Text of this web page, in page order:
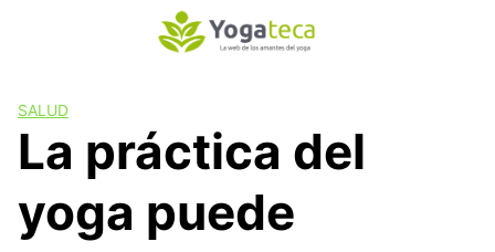
SALUD
La práctica del
yoga puede